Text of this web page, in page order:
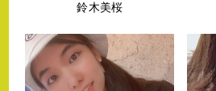
鈴木美桜